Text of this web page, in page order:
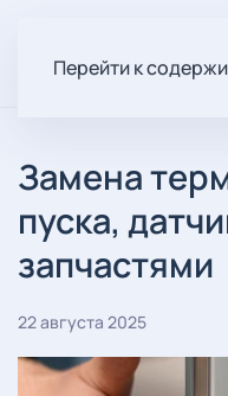
Перейти к
Замена
пуска,
запчастями
22 августа 2025